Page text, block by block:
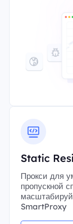
Static
Прокси для
пропускной
SmartProxy